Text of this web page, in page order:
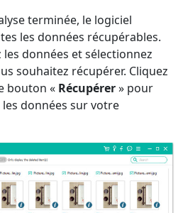
terminée, le logiciel
les données récupérables.
les données et sélectionnez
souhaitez récupérer. Cliquez
bouton « Récupérer» pour
données sur votre